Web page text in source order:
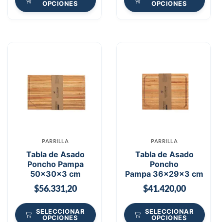
OPCIONES
OPCIONES
PARRILLA
Tabla de Asado
Poncho Pampa
50x30x3 cm
$56.331,20
SELECCIONAR
OPCIONES
PARRILLA
Tabla de Asado
Poncho
Pampa 36x29x3 cm
$41.420,00
SELECCIONAR
OPCIONES